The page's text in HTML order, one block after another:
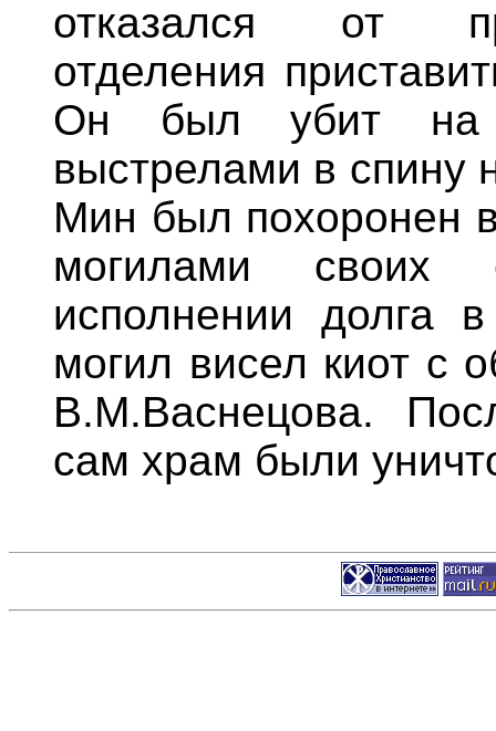
отказался от
отделения
Он был убит на
выстрелами в спину
Мин был похоронен
могилами своих
исполнении долга
могил висел киот с
В.М.Васнецова.
сам храм были